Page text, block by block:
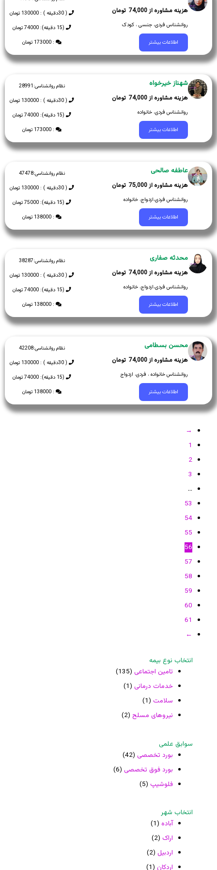
( 30دقیقه ) : 130000 تومان
(15 دقیقه): 74000 تومان
: 173000 تومان
74,000
روانشناس فردی، جنسی ، کودک
اطلاعات بیشتر
نظام روانشناسی:28991
( 30دقیقه ) : 130000 تومان
(15 دقیقه): 74000 تومان
: 173000 تومان
شهناز خیرخواه
74,000
روانشناس فردی، خانواده
اطلاعات بیشتر
نظام روانشناسی:47478
( 30دقیقه ) : 130000 تومان
(15 دقیقه): 75000 تومان
: 138000 تومان
عاطفه صالحی
75,000
روانشناس فردی،ازدواج، خانواده
اطلاعات بیشتر
نظام روانشناسی:38287
( 30دقیقه ) : 130000 تومان
(15 دقیقه): 74000 تومان
: 138000 تومان
محدثه صفاری
74,000
روانشناس فردی،ازدواج، خانواده
اطلاعات بیشتر
نظام روانشناسی:42208
( 30دقیقه ) : 130000 تومان
(15 دقیقه): 74000 تومان
: 138000 تومان
محسن بسطامی
74,000
روانشناس خانواده ، فردی، ازدواج
اطلاعات بیشتر
→
1
2
3
…
53
54
55
56
57
58
59
60
61
←
انتخاب نوع بیمه
تامین اجتماعی (135)
خدمات درمانی (1)
سلامت (1)
نیروهای مسلح (2)
سوابق علمی
بورد تخصصی (42)
بورد فوق تخصصی (6)
فلوشیپ (5)
انتخاب شهر
آباده (1)
اراک (2)
اردبیل (2)
اردکان (1)